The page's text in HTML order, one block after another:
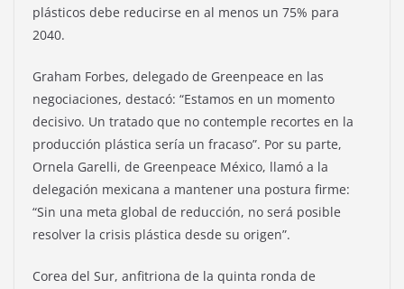
plásticos debe reducirse en al menos un 75% para
2040.
Graham Forbes, delegado de Greenpeace en las
negociaciones, destacó: “Estamos en un momento
decisivo. Un tratado que no contemple recortes en la
producción plástica sería un fracaso”. Por su parte,
Ornela Garelli, de Greenpeace México, llamó a la
delegación mexicana a mantener una postura firme:
“Sin una meta global de reducción, no será posible
resolver la crisis plástica desde su origen”.
Corea del Sur, anfitriona de la quinta ronda de